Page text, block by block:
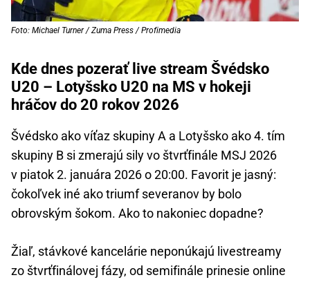
Foto: Michael Turner / Zuma Press / Profimedia
Kde dnes pozerať live stream Švédsko
U20 – Lotyšsko U20 na MS v hokeji
hráčov do 20 rokov 2026
Švédsko ako víťaz skupiny A a Lotyšsko ako 4. tím
skupiny B si zmerajú sily vo štvrťfinále MSJ 2026
v piatok 2. januára 2026 o 20:00. Favorit je jasný:
čokoľvek iné ako triumf severanov by bolo
obrovským šokom. Ako to nakoniec dopadne?
Žiaľ, stávkové kancelárie neponúkajú livestreamy
zo štvrťfinálovej fázy, od semifinále prinesie online